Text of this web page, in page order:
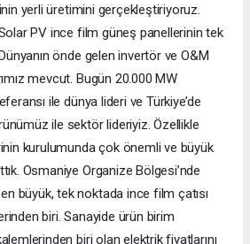
yerli üretimini gerçekleştiriyoruz.
PV ince film güneş panellerinin tek
önde gelen invertör ve O&M
mevcut. Bugün 20.000 MW
ile dünya lideri ve Türkiye’de
ile sektör lideriyiz. Özellikle
kurulumunda çok önemli ve büyük
Osmaniye Organize Bölgesi’nde
büyük, tek noktada ince film çatısı
biri. Sanayide ürün birim
biri olan elektrik fiyatlarını